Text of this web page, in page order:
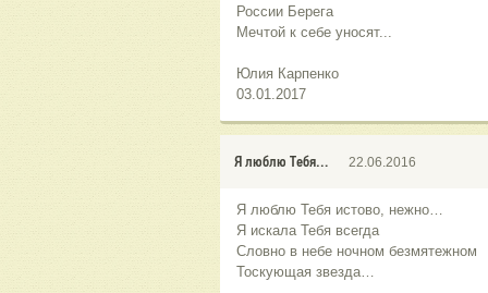
России Берега
Мечтой к себе уносят...
Юлия Карпенко
03.01.2017
Я люблю Тебя… 22.06.2016
Я люблю Тебя истово, нежно…
Я искала Тебя всегда
Словно в небе ночном безмятежном
Тоскующая звезда…